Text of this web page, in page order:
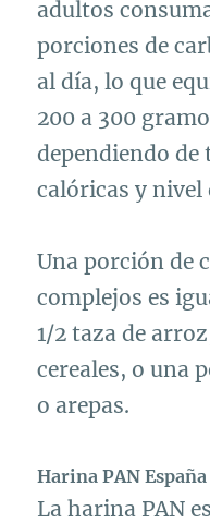
adultos
porciones de
al día, lo que
200 a 300
dependiendo de
calóricas y nivel
Una porción de
complejos es
1/2 taza de
cereales, o una
o arepas.
Harina PAN España
La harina PAN